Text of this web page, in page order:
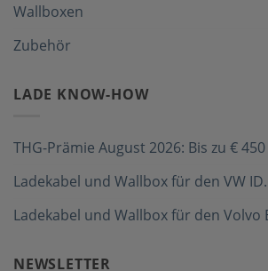
Wallboxen
Zubehör
LADE KNOW-HOW
THG-Prämie August 2026: Bis zu €
Ladekabel und Wallbox für den VW
Ladekabel und Wallbox für den Volvo
NEWSLETTER